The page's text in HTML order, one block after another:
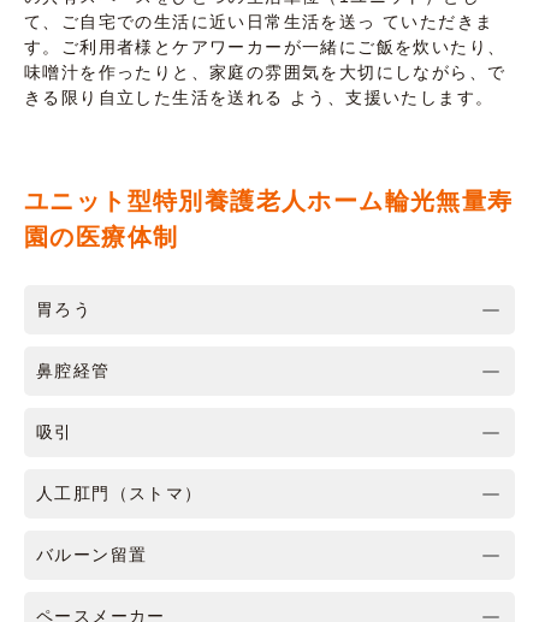
て、ご自宅での生活に近い日常生活を送っ ていただきま
す。ご利用者様とケアワーカーが一緒にご飯を炊いたり、
味噌汁を作ったりと、家庭の雰囲気を大切にしながら、で
きる限り自立した生活を送れる よう、支援いたします。
ユニット型特別養護老人ホーム輪光無量寿
園の医療体制
胃ろう
鼻腔経管
吸引
人工肛門（ストマ）
バルーン留置
ペースメーカー